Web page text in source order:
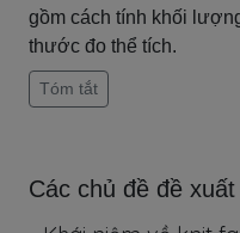
gồm cách tính khối
thước đo thể tích.
Tóm tắt
Các chủ đề đề